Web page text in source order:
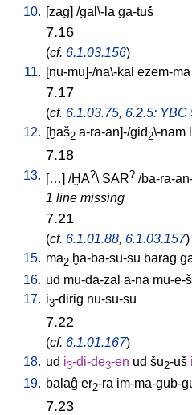
10. [zag] /gal\-la ga-tuš
7.16
(cf. 6.1.03.156)
11. [nu-mu]-/na\-kal ezem-ma
7.17
(cf. 6.1.03.75, 6.2.5: YBC
12. [ḫaš2 a-ra-an]-/gid 2\-nam
7.18
13. […] /ḪA?\ SAR? /ba-ra-
1 line missing
7.21
(cf. 6.1.01.88, 6.1.03.157)
15. ma2 ḫa-ba-su-su barag
16. ud mu-da-zal a-na mu-e-
17. i3-dirig nu-su-su
7.22
(cf. 6.1.01.167)
18. ud i3-di-de3-en ud šu2-uš i
19. balaĝ er2-ra im-ma-gub-
7.23